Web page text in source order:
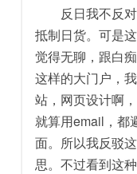
反日我不反对
抵制日货。可是
觉得无聊，跟白
这样的大门户，
站，网页设计啊
就算用email，都
面。所以我反驳
思。不过看到这